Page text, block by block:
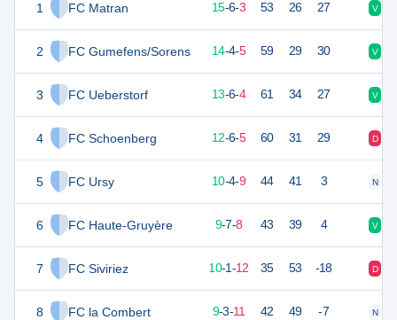
1 FC Matran
2 FC Gumefens/Sorens
3 FC Ueberstorf
4 FC Schoenberg
5 FC Ursy
6 FC Haute-Gruyère
7 FC Siviriez
8 FC la Combert
15-6-3 53 26 27 V
46 23 14-4-5 59 29 30 V
13-6-4 61 34 27 V
42 12-6-5 60 31 29 D
10-4-9 44 41 3 N
34 9-7-8 43 39 4 V
10-1-12 35 53 -18 D
9-3-11 42 49 -7 N